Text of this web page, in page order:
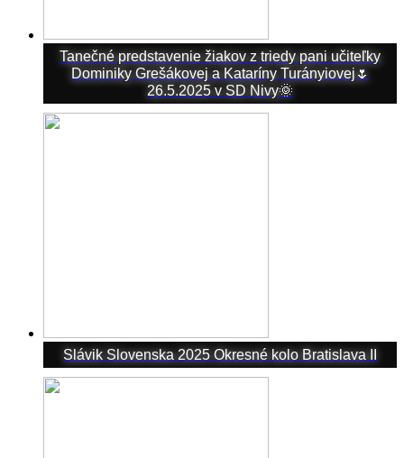
Tanečné predstavenie žiakov z triedy pani učiteľky
Dominiky Grešákovej a Kataríny Turányiovej🌷
26.5.2025 v SD Nivy🌞
Slávik Slovenska 2025 Okresné kolo Bratislava II